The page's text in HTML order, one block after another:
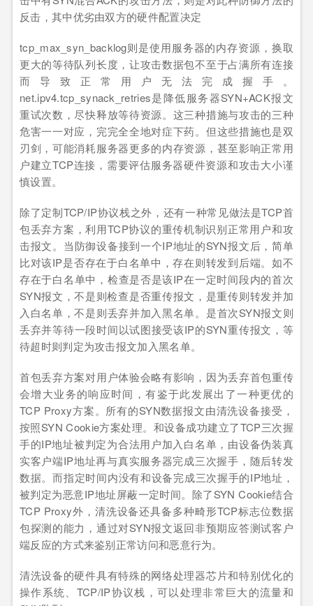
反击，其中优劣由双方的硬件配置决定
tcp_max_syn_backlog则是使用服务器的内存资源，换取
更大的等待队列长度，让攻击数据包不至于占满所有连接
而导致正常用户无法完成握手。
net.ipv4.tcp_synack_retries是降低服务器SYN+ACK报文
重试次数，尽快释放等待资源。这三种措施与攻击的三种
危害一一对应，完完全全地对症下药。但这些措施也是双
刃剑，可能消耗服务器更多的内存资源，甚至影响正常用
户建立TCP连接，需要评估服务器硬件资源和攻击大小谨
慎设置。
除了定制TCP/IP协议栈之外，还有一种常见做法是TCP首
包丢弃方案，利用TCP协议的重传机制识别正常用户和攻
击报文。当防御设备接到一个IP地址的SYN报文后，简单
比对该IP是否存在于白名单中，存在则转发到后端。如不
存在于白名单中，检查是否是该IP在一定时间段内的首次
SYN报文，不是则检查是否重传报文，是重传则转发并加
入白名单，不是则丢弃并加入黑名单。是首次SYN报文则
丢弃并等待一段时间以试图接受该IP的SYN重传报文，等
待超时则判定为攻击报文加入黑名单。
首包丢弃方案对用户体验会略有影响，因为丢弃首包重传
会增大业务的响应时间，有鉴于此发展出了一种更优的
TCP Proxy方案。所有的SYN数据报文由清洗设备接受，
按照SYN Cookie方案处理。和设备成功建立了TCP三次握
手的IP地址被判定为合法用户加入白名单，由设备伪装真
实客户端IP地址再与真实服务器完成三次握手，随后转发
数据。而指定时间内没有和设备完成三次握手的IP地址，
被判定为恶意IP地址屏蔽一定时间。除了SYN Cookie结合
TCP Proxy外，清洗设备还具备多种畸形TCP标志位数据
包探测的能力，通过对SYN报文返回非预期应答测试客户
端反应的方式来鉴别正常访问和恶意行为。
清洗设备的硬件具有特殊的网络处理器芯片和特别优化的
操作系统、TCP/IP协议栈，可以处理非常巨大的流量和